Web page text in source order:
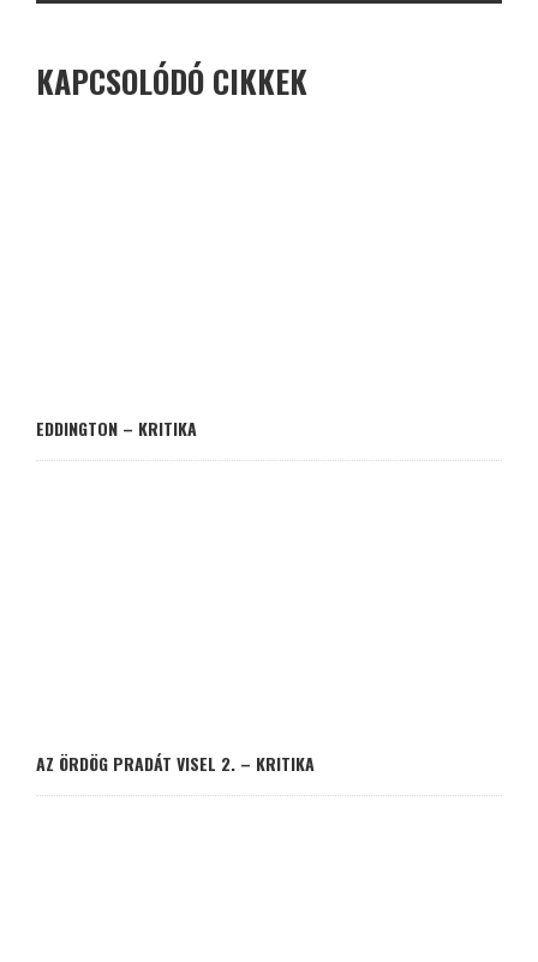
KAPCSOLÓDÓ CIKKEK
EDDINGTON – KRITIKA
AZ ÖRDÖG PRADÁT VISEL 2. – KRITIKA